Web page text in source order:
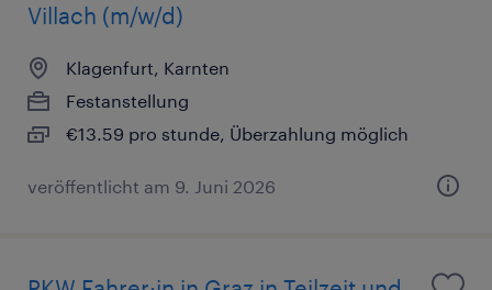
Villach (m/w/d)
Klagenfurt, Karnten
Festanstellung
€13.59 pro stunde, Überzahlung möglich
veröffentlicht am 9. Juni 2026